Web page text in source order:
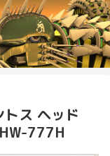
トス ヘッド
777H